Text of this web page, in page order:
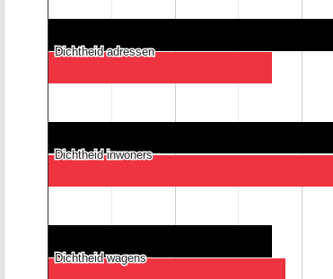
Dichtheid adressen
Dichtheid adressen
Dichtheid inwoners
Dichtheid inwoners
Dichtheid wagens
Dichtheid wagens